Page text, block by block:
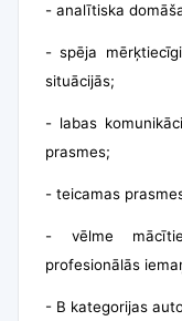
- analītiska
-spēja
situācijās;
- labas
prasmes;
- teicamas
-
vēlme
profesionālās
- B kategorijas